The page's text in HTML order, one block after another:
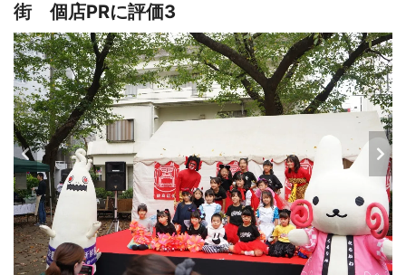
街 個店PRに評価3